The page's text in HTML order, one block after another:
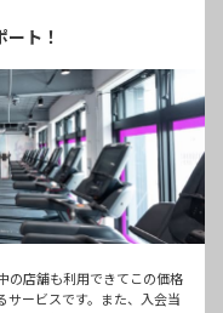
ト！
の店舗も利用できてこの価格
サービスです。また、入会当